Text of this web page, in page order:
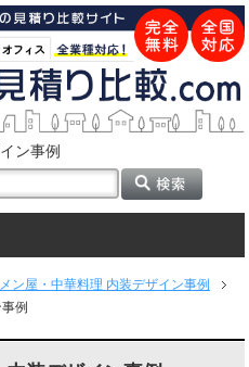
ン事例
ン屋・中華料理 内装デザイン事例
例